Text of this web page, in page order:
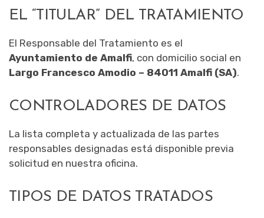
EL “TITULAR” DEL TRATAMIENTO
El Responsable del Tratamiento es el
Ayuntamiento de Amalfi, con domicilio social en
Largo Francesco Amodio – 84011 Amalfi (SA).
CONTROLADORES DE DATOS
La lista completa y actualizada de las partes
responsables designadas está disponible previa
solicitud en nuestra oficina.
TIPOS DE DATOS TRATADOS